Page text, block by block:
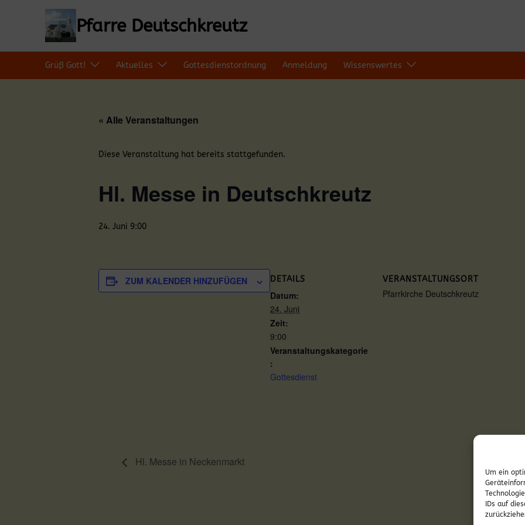
Um ein
IDs auf
Pfarre Deutschkreutz
Grüß Gott! Aktuelles Gottesdienstordnung Anmeldung Wissenswertes
« Alle Veranstaltungen
Diese Veranstaltung hat bereits stattgefunden.
Hl. Messe in Deutschkreutz
24. Juni 9:00
ZUM KALENDER HINZUFÜGEN DETAILS
Datum:
24. Juni
Zeit:
9:00
Veranstaltungskategorie
:
Gottesdienst
VERANSTALTUNGSORT
Pfarrkirche Deutschkreutz
Hl. Messe in Neckenmarkt